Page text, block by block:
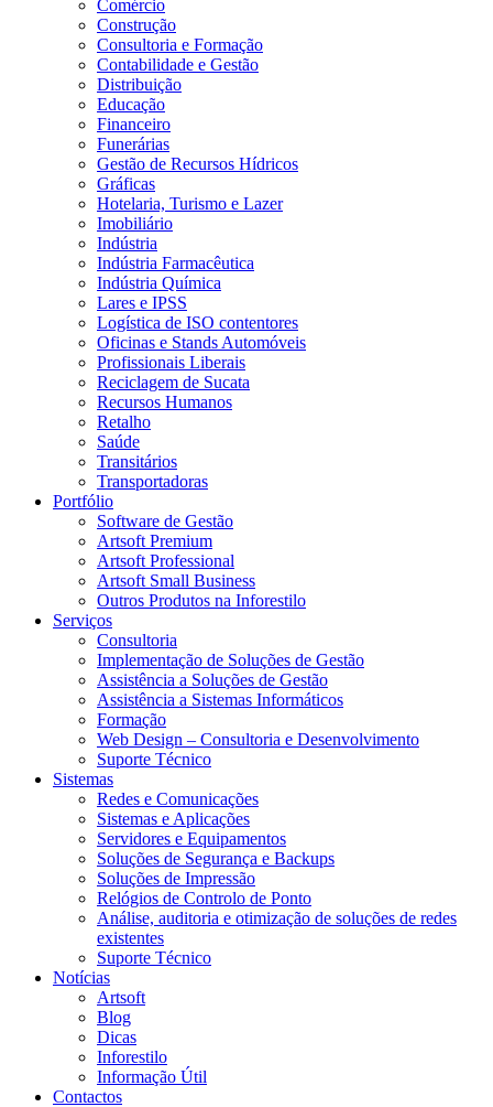
Comércio
Construção
Consultoria e Formação
Contabilidade e Gestão
Distribuição
Educação
Financeiro
Funerárias
Gestão de Recursos Hídricos
Gráficas
Hotelaria, Turismo e Lazer
Imobiliário
Indústria
Indústria Farmacêutica
Indústria Química
Lares e IPSS
Logística de ISO contentores
Oficinas e Stands Automóveis
Profissionais Liberais
Reciclagem de Sucata
Recursos Humanos
Retalho
Saúde
Transitários
Transportadoras
Portfólio
Software de Gestão
Artsoft Premium
Artsoft Professional
Artsoft Small Business
Outros Produtos na Inforestilo
Serviços
Consultoria
Implementação de Soluções de Gestão
Assistência a Soluções de Gestão
Assistência a Sistemas Informáticos
Formação
Web Design – Consultoria e Desenvolvimento
Suporte Técnico
Sistemas
Redes e Comunicações
Sistemas e Aplicações
Servidores e Equipamentos
Soluções de Segurança e Backups
Soluções de Impressão
Relógios de Controlo de Ponto
Análise, auditoria e otimização de soluções de redes
existentes
Suporte Técnico
Notícias
Artsoft
Blog
Dicas
Inforestilo
Informação Útil
Contactos